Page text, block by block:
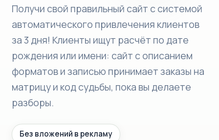
Получи свой правильный сайт с системой
автоматического привлечения клиентов
за 3 дня! Клиенты ищут расчёт по дате
рождения или имени: сайт с описанием
форматов и записью принимает заказы на
матрицу и код судьбы, пока вы делаете
разборы.
Без вложений в рекламу